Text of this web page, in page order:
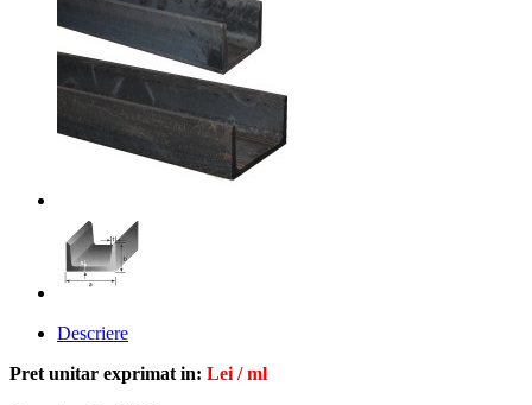
Descriere
Pret unitar exprimat in: Lei / ml